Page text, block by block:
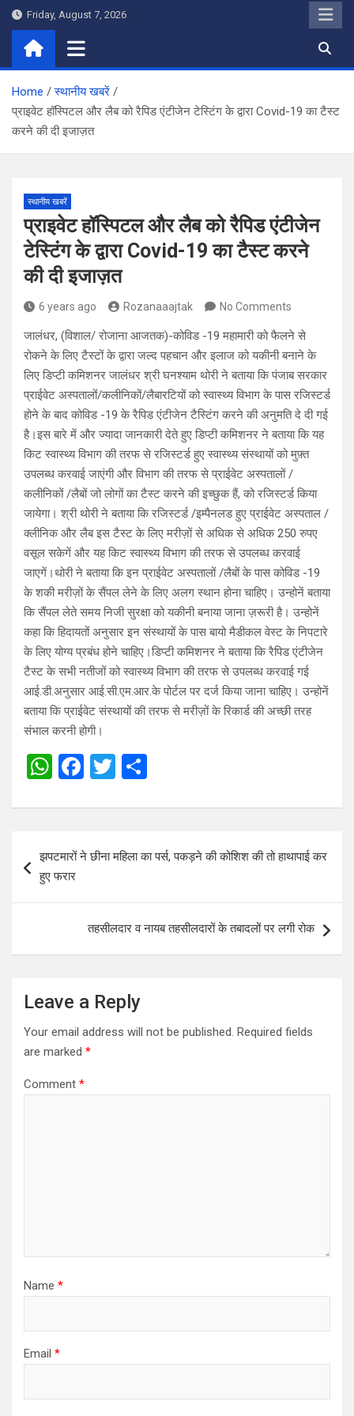
Skip
content
Friday, August 7, 2026
Home
स्थानीय खबरें
प्राइवेट हॉस्पिटल और लैब को रैपिड एंटीजेन टेस्टिंग के द्वारा Covid-19 का टैस्ट
करने की दी इजाज़त
स्थानीय खबरें
प्राइवेट हॉस्पिटल और लैब को रैपिड एंटीजेन
टेस्टिंग के द्वारा Covid-19 का टैस्ट करने
की दी इजाज़त
6 years ago Rozanaaajtak No Comments
जालंधर, (विशाल/ रोजाना आजतक)-कोविड -19 महामारी को फैलने से
रोकने के लिए टैस्टों के द्वारा जल्द पहचान और इलाज को यकीनी बनाने के
लिए डिप्टी कमिशनर जालंधर श्री घनश्याम थोरी ने बताया कि पंजाब सरकार
प्राईवेट अस्पतालों/कलीनिकों/लैबारटियों को स्वास्थ्य विभाग के पास रजिस्टर्ड
होने के बाद कोविड -19 के रैपिड एंटीजेन टैस्टिंग करने की अनुमति दे दी गई
है।इस बारे में और ज्यादा जानकारी देते हुए डिप्टी कमिशनर ने बताया कि यह
किट स्वास्थ्य विभाग की तरफ से रजिस्टर्ड हुए स्वास्थ्य संस्थायों को मुफ़्त
उपलब्ध करवाई जाएंगी और विभाग की तरफ से प्राईवेट अस्पतालों /
कलीनिकों /लैबों जो लोगों का टैस्ट करने की इच्छुक हैं, को रजिस्टर्ड किया
जायेगा। श्री थोरी ने बताया कि रजिस्टर्ड /इम्पैनलड हुए प्राईवेट अस्पताल /
क्लीनिक और लैब इस टैस्ट के लिए मरीज़ों से अधिक से अधिक 250 रुपए
वसूल सकेगें और यह किट स्वास्थ्य विभाग की तरफ से उपलब्ध करवाई
जाएगें।थोरी ने बताया कि इन प्राईवेट अस्पतालों /लैबों के पास कोविड -19
के शकी मरीज़ों के सैंपल लेने के लिए अलग स्थान होना चाहिए। उन्होनें बताया
कि सैंपल लेते समय निजी सुरक्षा को यकीनी बनाया जाना ज़रूरी है। उन्होनें
कहा कि हिदायतों अनुसार इन संस्थायों के पास बायो मैडीकल वेस्ट के निपटारे
के लिए योग्य प्रबंध होने चाहिए।डिप्टी कमिशनर ने बताया कि रैपिड एंटीजेन
टैस्ट के सभी नतीजों को स्वास्थ्य विभाग की तरफ से उपलब्ध करवाई गई
आई.डी.अनुसार आई.सी.एम.आर.के पोर्टल पर दर्ज किया जाना चाहिए। उन्होनें
बताया कि प्राईवेट संस्थायों की तरफ से मरीज़ों के रिकार्ड की अच्छी तरह
संभाल करनी होगी।
W
at
A
F
ce
b
o
k
T
tt
er
ar
navigation
झपटमारों ने छीना महिला का पर्स, पकड़ने की कोशिश की तो हाथापाई कर
हुए फरार
तहसीलदार व नायब तहसीलदारों के तबादलों पर लगी रोक
Leave a Reply
Your email address will not be published. Required fields
are marked *
Comment *
Name *
Email *